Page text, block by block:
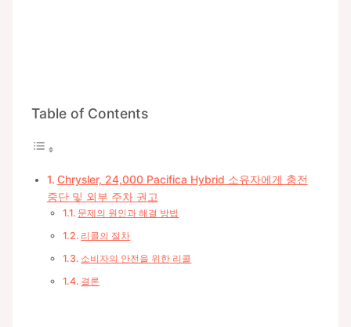
Table of Contents
Chrysler, 24,000 Pacifica Hybrid 소유자에게 충전
중단 및 외부 주차 권고
문제의 원인과 해결 방법
리콜의 절차
소비자의 안전을 위한 리콜
결론